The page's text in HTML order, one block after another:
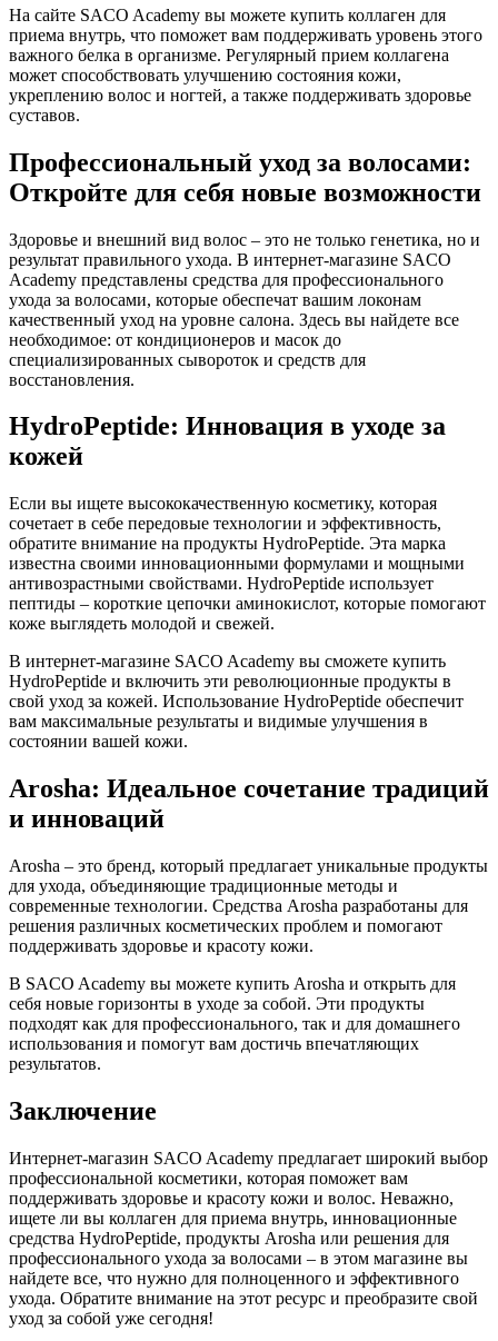
На сайте SACO Academy вы можете купить коллаген для
приема внутрь, что поможет вам поддерживать уровень этого
важного белка в организме. Регулярный прием коллагена
может способствовать улучшению состояния кожи,
укреплению волос и ногтей, а также поддерживать здоровье
суставов.
Профессиональный уход за волосами:
Откройте для себя новые возможности
Здоровье и внешний вид волос – это не только генетика, но и
результат правильного ухода. В интернет-магазине SACO
Academy представлены средства для профессионального
ухода за волосами, которые обеспечат вашим локонам
качественный уход на уровне салона. Здесь вы найдете все
необходимое: от кондиционеров и масок до
специализированных сывороток и средств для
восстановления.
HydroPeptide: Инновация в уходе за
кожей
Если вы ищете высококачественную косметику, которая
сочетает в себе передовые технологии и эффективность,
обратите внимание на продукты HydroPeptide. Эта марка
известна своими инновационными формулами и мощными
антивозрастными свойствами. HydroPeptide использует
пептиды – короткие цепочки аминокислот, которые помогают
коже выглядеть молодой и свежей.
В интернет-магазине SACO Academy вы сможете купить
HydroPeptide и включить эти революционные продукты в
свой уход за кожей. Использование HydroPeptide обеспечит
вам максимальные результаты и видимые улучшения в
состоянии вашей кожи.
Arosha: Идеальное сочетание традиций
и инноваций
Arosha – это бренд, который предлагает уникальные продукты
для ухода, объединяющие традиционные методы и
современные технологии. Средства Arosha разработаны для
решения различных косметических проблем и помогают
поддерживать здоровье и красоту кожи.
В SACO Academy вы можете купить Arosha и открыть для
себя новые горизонты в уходе за собой. Эти продукты
подходят как для профессионального, так и для домашнего
использования и помогут вам достичь впечатляющих
результатов.
Заключение
Интернет-магазин SACO Academy предлагает широкий выбор
профессиональной косметики, которая поможет вам
поддерживать здоровье и красоту кожи и волос. Неважно,
ищете ли вы коллаген для приема внутрь, инновационные
средства HydroPeptide, продукты Arosha или решения для
профессионального ухода за волосами – в этом магазине вы
найдете все, что нужно для полноценного и эффективного
ухода. Обратите внимание на этот ресурс и преобразите свой
уход за собой уже сегодня!